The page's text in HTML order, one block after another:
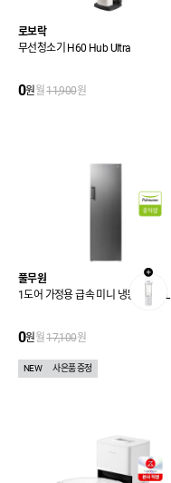
로보락
무선청소기 H60 Hub Ultra
0원월11,900원
풀무원
1도어 가정용 급속 미니 냉동고 204L
0원월17,100원
NEW 사은품 증정